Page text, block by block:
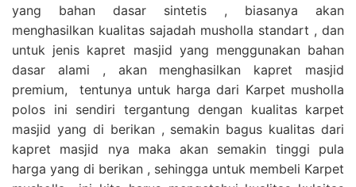
yang bahan dasar sintetis , biasanya akan
menghasilkan kualitas sajadah musholla standart , dan
untuk jenis kapret masjid yang menggunakan bahan
dasar alami , akan menghasilkan kapret masjid
premium, tentunya untuk harga dari Karpet musholla
polos ini sendiri tergantung dengan kualitas karpet
masjid yang di berikan , semakin bagus kualitas dari
kapret masjid nya maka akan semakin tinggi pula
harga yang di berikan , sehingga untuk membeli Karpet